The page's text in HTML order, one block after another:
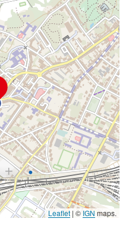
Leaflet | © IGN maps.